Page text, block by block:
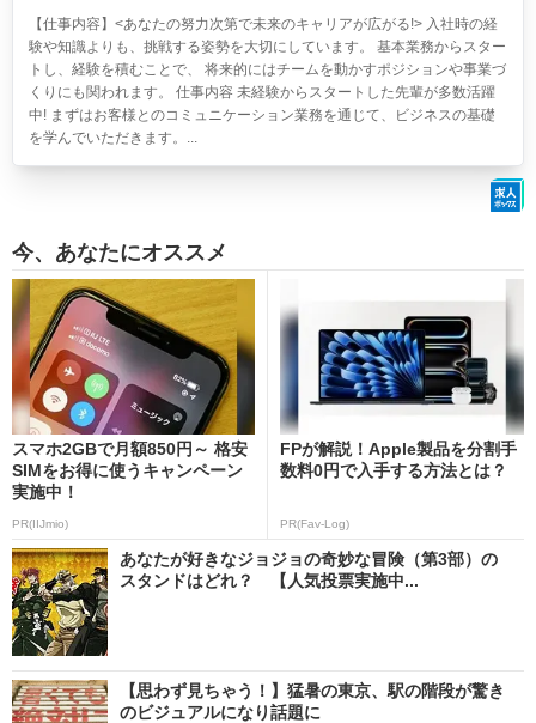
【仕事内容】<あなたの努力次第で未来のキャリアが広がる!> 入社時の経
験や知識よりも、挑戦する姿勢を大切にしています。 基本業務からスター
トし、経験を積むことで、 将来的にはチームを動かすポジションや事業づ
くりにも関われます。 仕事内容 未経験からスタートした先輩が多数活躍
中! まずはお客様とのコミュニケーション業務を通じて、ビジネスの基礎
を学んでいただきます。...
今、あなたにオススメ
スマホ2GBで月額850円～ 格安
SIMをお得に使うキャンペーン
実施中！
PR(IIJmio)
FPが解説！Apple製品を分割手
数料0円で入手する方法とは？
PR(Fav-Log)
あなたが好きなジョジョの奇妙な冒険（第3部）の
スタンドはどれ？ 【人気投票実施中...
【思わず見ちゃう！】猛暑の東京、駅の階段が驚き
のビジュアルになり話題に